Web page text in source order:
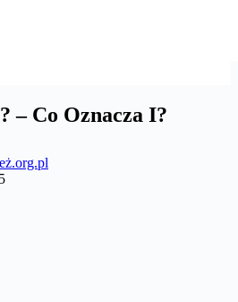
– Co Oznacza I?